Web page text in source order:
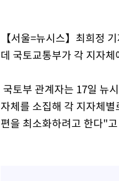
【서울=뉴시스】최희정
데 국토교통부가 각 지자
국토부 관계자는 17일 뉴
자체를 소집해 각 지자체
편을 최소화하려고 한다"